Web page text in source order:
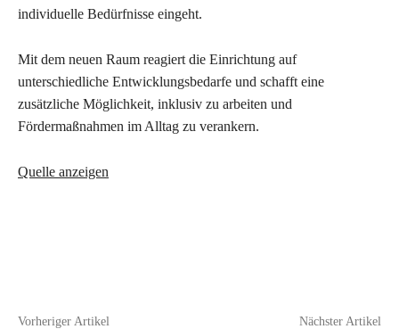
individuelle Bedürfnisse eingeht.
Mit dem neuen Raum reagiert die Einrichtung auf
unterschiedliche Entwicklungsbedarfe und schafft eine
zusätzliche Möglichkeit, inklusiv zu arbeiten und
Fördermaßnahmen im Alltag zu verankern.
Quelle anzeigen
Vorheriger Artikel Nächster Artikel